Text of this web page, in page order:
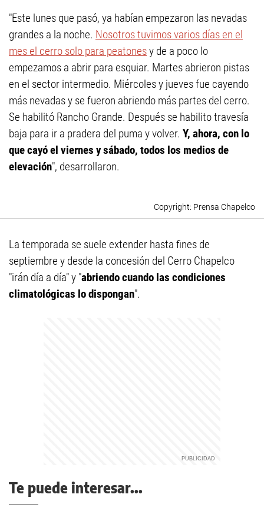
"Este lunes que pasó, ya habían empezaron las nevadas
grandes a la noche. Nosotros tuvimos varios días en el
mes el cerro solo para peatonesy de a poco lo
empezamos a abrir para esquiar. Martes abrieron pistas
en el sector intermedio. Miércoles y jueves fue cayendo
más nevadas y se fueron abriendo más partes del cerro.
Se habilitó Rancho Grande. Después se habilito travesía
baja para ir a pradera del puma y volver. Y, ahora, con lo
que cayó el viernes y sábado, todos los medios de
elevación", desarrollaron.
Prensa Chapelco
La temporada se suele extender hasta fines de
septiembre y desde la concesión del Cerro Chapelco
"irán día a día" y "abriendo cuando las condiciones
climatológicas lo dispongan".
Te puede interesar...